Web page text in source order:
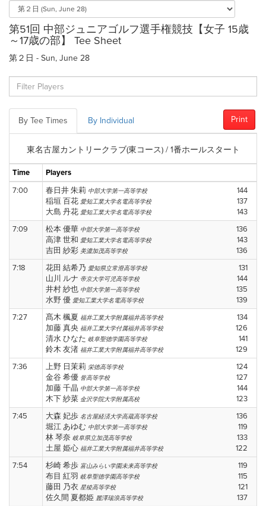
第51回 中部ジュニアゴルフ選手権競技【女子 15歳
～17歳の部】 Tee Sheet
第２日 - Sun, June 28
By Tee Times By Individual Print
東名古屋カントリークラブ(東コース) / 1番ホールスタート
Time
Players
7:00
春日井 朱莉 144
中部大学第一高等学校
稲垣 百花 137
愛知工業大学名電高等学校
大島 丹花 143
愛知工業大学名電高等学校
7:09 松本 優華 136
中部大学第一高等学校
高津 世和 143
愛知工業大学名電高等学校
吉田 紗彩 136
美濃加茂高等学校
7:18 花田 結希乃 131
愛知県立常滑高等学校
山川 ルナ 144
帝京大学可児高等学校
井村 紗也 135
中部大学第一高等学校
水野 優 139
愛知工業大学名電高等学校
7:27 髙木 楓夏 134
福井工業大学附属福井高等学校
加藤 真央 126
福井工業大学付属福井高等学校
清水 ひなた 141
岐阜聖徳学園高等学校
鈴木 友渚 129
福井工業大学附属福井高等学校
7:36 上野 日茉莉 124
栄徳高等学校
金谷 希優 127
誉高等学校
加藤 千晶 144
中部大学第一高等学校
木下 紗菜 123
金沢学院大学附属高校
7:45 大森 妃歩 136
名古屋経済大学高蔵高等学校
堀江 あゆむ 119
中部大学第一高等学校
林 琴奈 133
岐阜県立加茂高等学校
土屋 姫心 122
福井工業大学附属福井高等学校
7:54 杉崎 希歩 119
富山みらい学園未来高等学校
布目 紅羽 115
岐阜聖徳学園高等学校
藤田 乃衣 121
星稜高等学校
佐久間 夏都姫 137
麗澤瑞浪高等学校